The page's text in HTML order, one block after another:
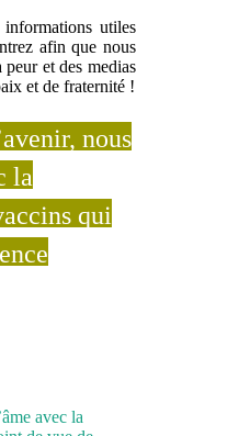
utiles
afin que nous
et des medias
et de fraternité !
nous
la
qui
avec la